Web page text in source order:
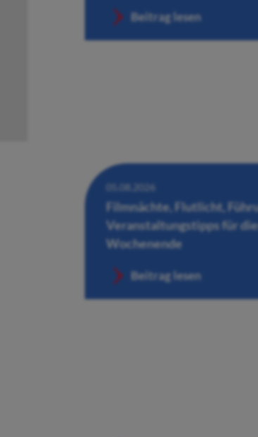
Beitrag lesen
05.08.2026
Filmnächte, Flutlicht,
Veranstaltungstipps für
Wochenende
Beitrag lesen